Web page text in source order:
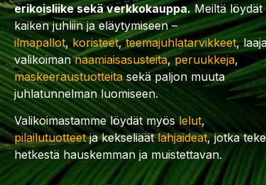
erikoisliike sekä verkkokauppa.Meiltä löydät
kaiken juhliin ja eläytymiseen –
ilmapallot,koristeet,teemajuhlatarvikkeet,
valikoimannaamiaisasusteita,peruukkeja,
maskeeraustuotteitasekä paljon muuta
juhlatunnelman luomiseen.
Valikoimastamme löydät myöslelut,
pilailutuotteetja kekseliäätlahjaideat, jotka
hetkestä hauskemman ja muistettavan.